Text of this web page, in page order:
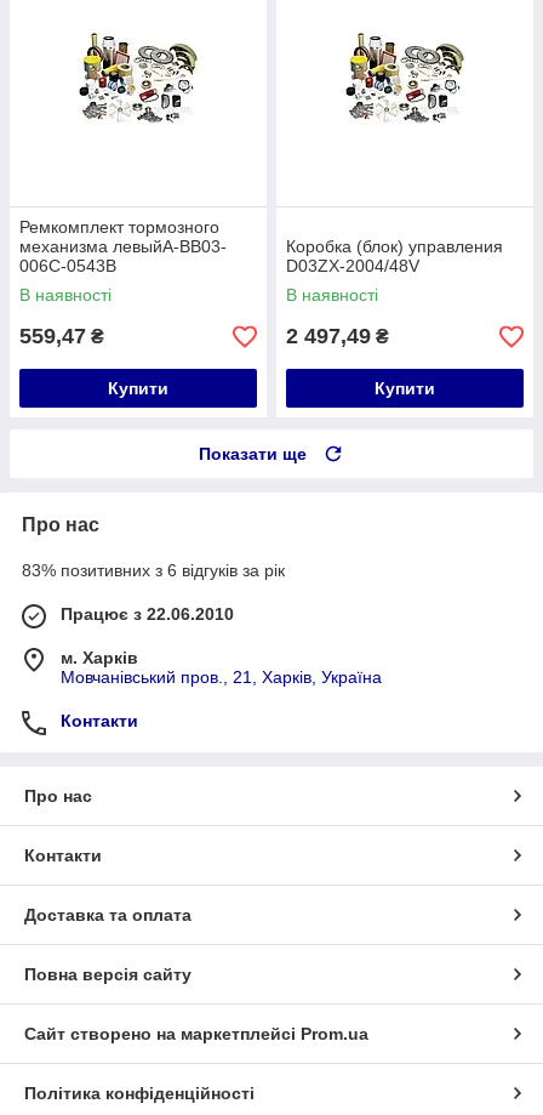
Ремкомплект тормозного
механизма левыйA-BB03-
006C-0543B
В наявності
559,47 ₴
Купити
Коробка (блок) управления
D03ZX-2004/48V
В наявності
2 497,49 ₴
Купити
Показати ще
Про нас
83% позитивних з 6 відгуків за рік
Працює з 22.06.2010
м. Харків
Мовчанівський пров., 21, Харків, Україна
Контакти
Про нас
Контакти
Доставка та оплата
Повна версія сайту
Сайт створено на маркетплейсі Prom.ua
Політика конфіденційності